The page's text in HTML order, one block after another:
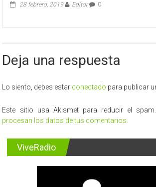
28 febrero, 2019 Editor 0
Deja una respuesta
Lo siento, debes estar conectado para publicar
Este sitio usa Akismet para reducir el
procesan los datos de tus comentarios.
ViveRadio